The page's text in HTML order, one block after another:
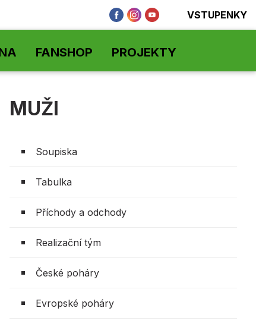
VSTUPENKY
FANSHOP PROJEKTY
MUŽI
Soupiska
Tabulka
Příchody a odchody
Realizační tým
České poháry
Evropské poháry